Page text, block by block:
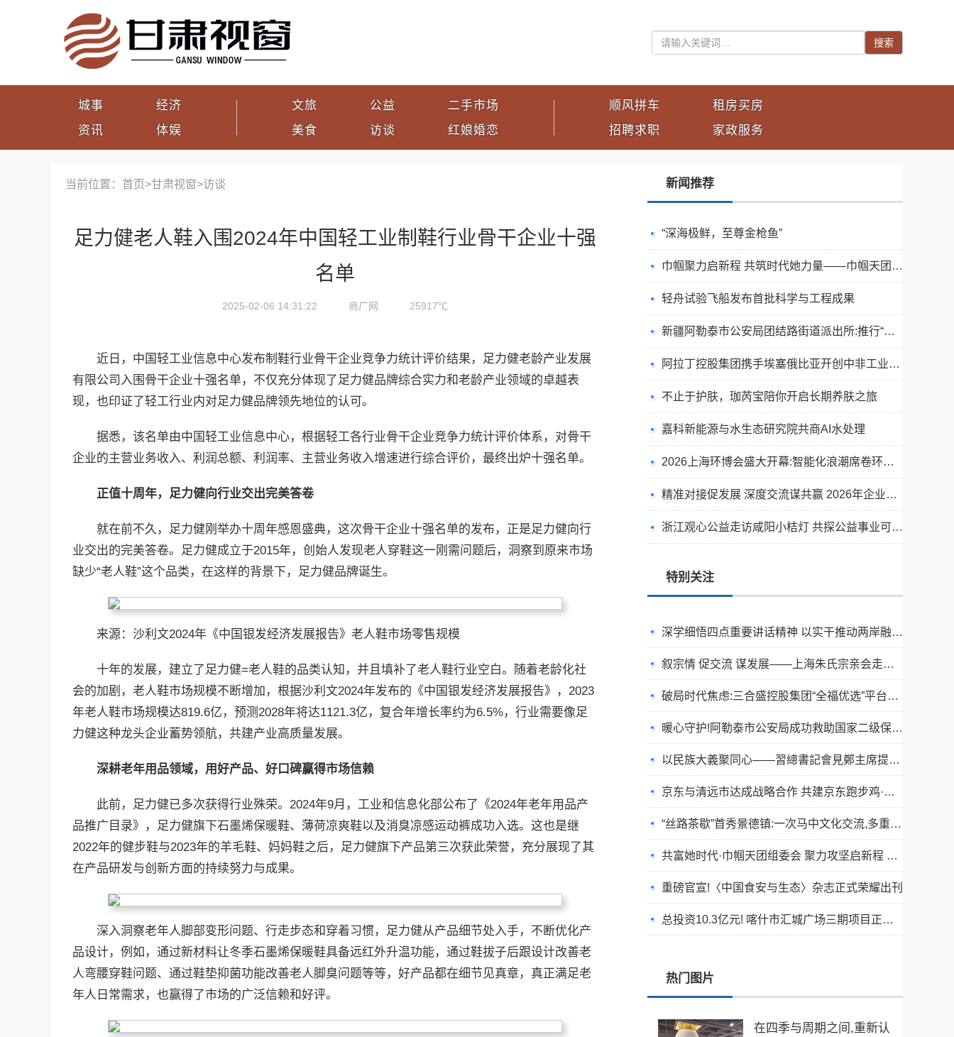
搜索
城事
资讯
经济
体娱
文旅
美食
公益
访谈
二手市场
红娘婚恋
顺风拼车
招聘求职
租房买房
家政服务
当前位置：首页>甘肃视窗>访谈
足力健老人鞋入围2024年中国轻工业制鞋行业骨干企业十强
名单
2025-02-06 14:31:22 商广网 25917℃
近日，中国轻工业信息中心发布制鞋行业骨干企业竞争力统计评价结果，足力健老龄产业发展
有限公司入围骨干企业十强名单，不仅充分体现了足力健品牌综合实力和老龄产业领域的卓越表
现，也印证了轻工行业内对足力健品牌领先地位的认可。
据悉，该名单由中国轻工业信息中心，根据轻工各行业骨干企业竞争力统计评价体系，对骨干
企业的主营业务收入、利润总额、利润率、主营业务收入增速进行综合评价，最终出炉十强名单。
正值十周年，足力健向行业交出完美答卷
就在前不久，足力健刚举办十周年感恩盛典，这次骨干企业十强名单的发布，正是足力健向行
业交出的完美答卷。足力健成立于2015年，创始人发现老人穿鞋这一刚需问题后，洞察到原来市场
缺少“老人鞋”这个品类，在这样的背景下，足力健品牌诞生。
来源：沙利文2024年《中国银发经济发展报告》老人鞋市场零售规模
十年的发展，建立了足力健=老人鞋的品类认知，并且填补了老人鞋行业空白。随着老龄化社
会的加剧，老人鞋市场规模不断增加，根据沙利文2024年发布的《中国银发经济发展报告》，2023
年老人鞋市场规模达819.6亿，预测2028年将达1121.3亿，复合年增长率约为6.5%，行业需要像足
力健这种龙头企业蓄势领航，共建产业高质量发展。
深耕老年用品领域，用好产品、好口碑赢得市场信赖
此前，足力健已多次获得行业殊荣。2024年9月，工业和信息化部公布了《2024年老年用品产
品推广目录》，足力健旗下石墨烯保暖鞋、薄荷凉爽鞋以及消臭凉感运动裤成功入选。这也是继
2022年的健步鞋与2023年的羊毛鞋、妈妈鞋之后，足力健旗下产品第三次获此荣誉，充分展现了其
在产品研发与创新方面的持续努力与成果。
深入洞察老年人脚部变形问题、行走步态和穿着习惯，足力健从产品细节处入手，不断优化产
品设计，例如，通过新材料让冬季石墨烯保暖鞋具备远红外升温功能，通过鞋拔子后跟设计改善老
人弯腰穿鞋问题、通过鞋垫抑菌功能改善老人脚臭问题等等，好产品都在细节见真章，真正满足老
年人日常需求，也赢得了市场的广泛信赖和好评。
新闻推荐
“深海极鲜，至尊金枪鱼”
巾帼聚力启新程 共筑时代她力量——巾帼天团第四次组委会筹备会圆满举办
轻舟试验飞船发布首批科学与工程成果
新疆阿勒泰市公安局团结路街道派出所:推行“五步”工作法 打造新时代“枫”景线
阿拉丁控股集团携手埃塞俄比亚开创中非工业农业合作新篇章
不止于护肤，珈芮宝陪你开启长期养肤之旅
嘉科新能源与水生态研究院共商AI水处理
2026上海环博会盛大开幕:智能化浪潮席卷环保产业
精准对接促发展 深度交流谋共赢 2026年企业投融资交流活动第二期圆满举行
浙江观心公益走访咸阳小桔灯 共探公益事业可持续发展新路径
特别关注
出圈·出山·出海的福临瑶浴
绿动珠城 向淮而生 ——安徽淮海园林绿化工程有限公司发展纪实
深学细悟四点重要讲话精神 以实干推动两岸融合发展
叙宗情 促交流 谋发展——上海朱氏宗亲会走进上海晨烨家具有限公司
破局时代焦虑:三合盛控股集团“全福优选”平台正式启航
暖心守护!阿勒泰市公安局成功救助国家二级保护动物黑鸢
以民族大義聚同心——習總書記會見鄭主席提出兩岸關系四點重要意見
京东与清远市达成战略合作 共建京东跑步鸡·清远鸡标准体系
“丝路茶歇”首秀景德镇:一次马中文化交流,多重收获与回响
共富她时代·巾帼天团组委会 聚力攻坚启新程 星火燎原耀全国
重磅官宣!〈中国食安与生态〉杂志正式荣耀出刊
总投资10.3亿元! 喀什市汇城广场三期项目正式开工
热门图片
在四季与周期之间,重新认